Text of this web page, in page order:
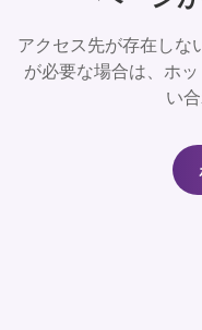
アクセス先が存在しな
が必要な場合は、ホ
い